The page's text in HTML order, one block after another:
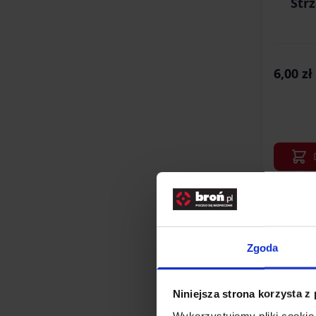
Zgoda
Niniejsza strona korzysta z
6,00 zł